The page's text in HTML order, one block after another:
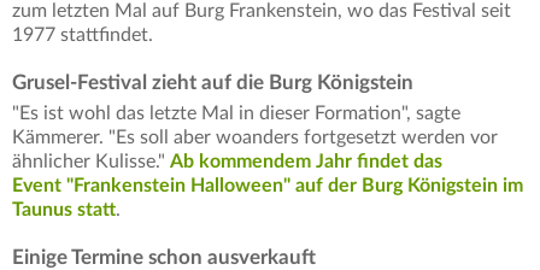
zum letzten Mal auf Burg Frankenstein, wo das Festival seit
1977 stattfindet.
Grusel-Festival zieht auf die Burg Königstein
"Es ist wohl das letzte Mal in dieser Formation", sagte
Kämmerer. "Es soll aber woanders fortgesetzt werden vor
ähnlicher Kulisse." Ab kommendem Jahr findet das
Event "Frankenstein Halloween" auf der Burg Königstein im
Taunus statt.
Einige Termine schon ausverkauft